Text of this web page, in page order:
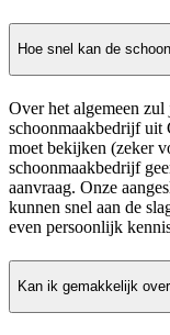
Hoe snel kan de
Over het algemeen
schoonmaakbedrijf uit
moet bekijken (zeker
schoonmaakbedrijf
aanvraag. Onze
kunnen snel aan de
even persoonlijk
Kan ik gemakkelijk